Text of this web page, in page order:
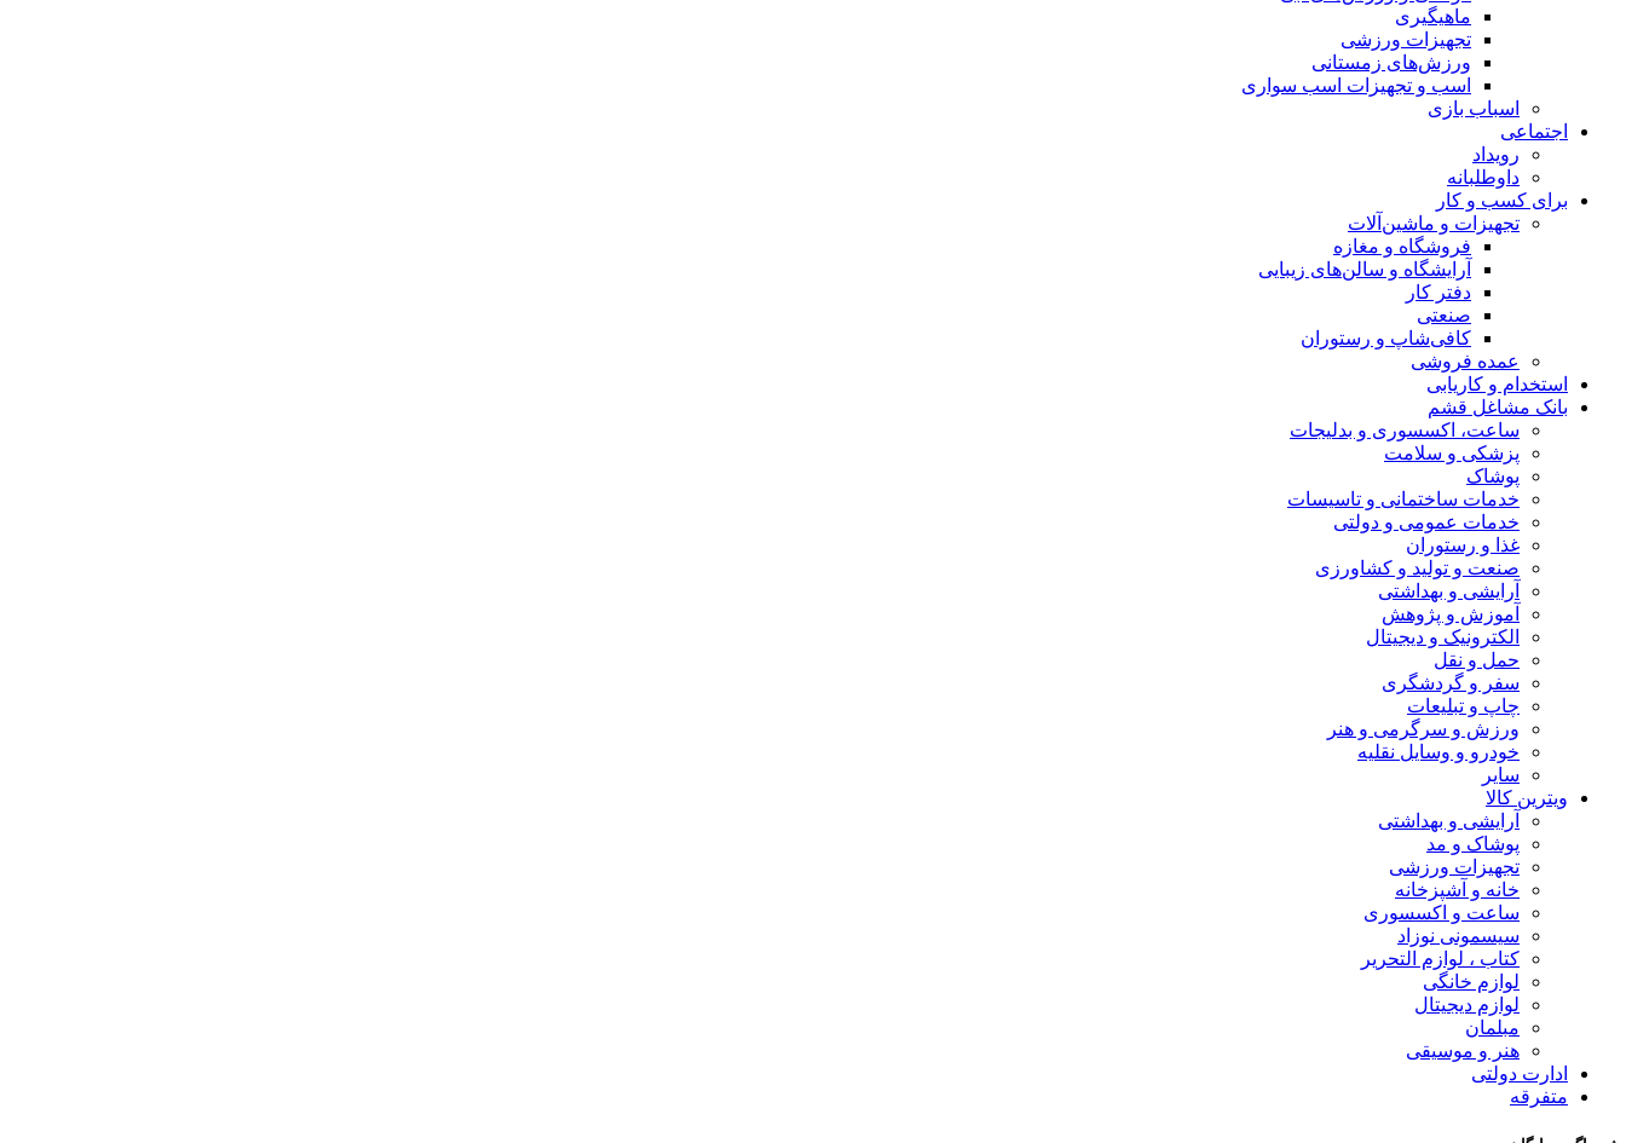
ماهیگیری
تجهیزات ورزشی
ورزش‌های زمستانی
اسب و تجهیزات اسب سواری
اسباب‌ بازی
اجتماعی
رویداد
داوطلبانه
برای کسب و کار
تجهیزات و ماشین‌آلات
فروشگاه و مغازه
آرایشگاه و سالن‌های زیبایی
دفتر کار
صنعتی
کافی‌شاپ و رستوران
عمده فروشی
استخدام و کاریابی
بانک مشاغل قشم
ساعت، اکسسوری و بدلیجات
پزشکی و سلامت
پوشاک
خدمات ساختمانی و تاسیسات
خدمات عمومی و دولتی
غذا و رستوران
صنعت و تولید و کشاورزی
آرایشی و بهداشتی
آموزش و پژوهش
الکترونیک و دیجیتال
حمل و نقل
سفر و گردشگری
چاپ و تبلیعات
ورزش و سرگرمی و هنر
خودرو و وسایل نقلیه
سایر
ویترین کالا
آرایشی و بهداشتی
پوشاک و مد
تجهیزات ورزشی
خانه و آشپزخانه
ساعت و اکسسوری
سیسمونی نوزاد
کتاب ، لوازم التحریر
لوازم خانگی
لوازم دیجیتال
مبلمان
هنر و موسیقی
ادارت دولتی
متفرقه